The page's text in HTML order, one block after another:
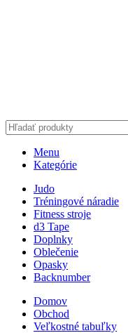
Menu
Kategórie
Judo
Tréningové náradie
Fitness stroje
d3 Tape
Doplnky
Oblečenie
Opasky
Backnumber
Domov
Obchod
Veľkostné tabuľky